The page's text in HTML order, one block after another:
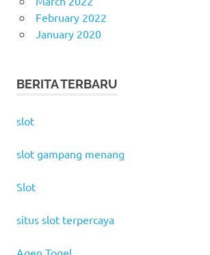
February 2022
January 2020
BERITA TERBARU
slot
slot gampang menang
Slot
situs slot terpercaya
Agen Togel